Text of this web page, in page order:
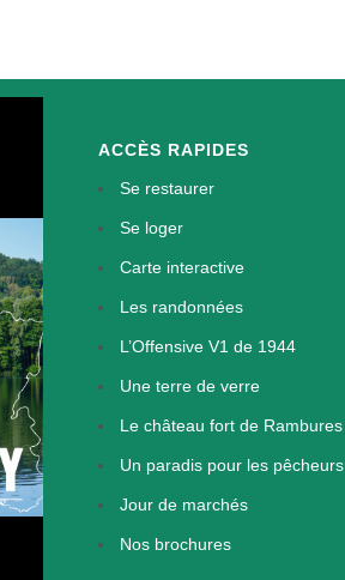
ACCÈS RAPIDES
Se restaurer
Se loger
Carte interactive
Les randonnées
L’Offensive V1 de 1944
Une terre de verre
Le château fort de Rambures
Un paradis pour les pêcheurs
Jour de marchés
Nos brochures